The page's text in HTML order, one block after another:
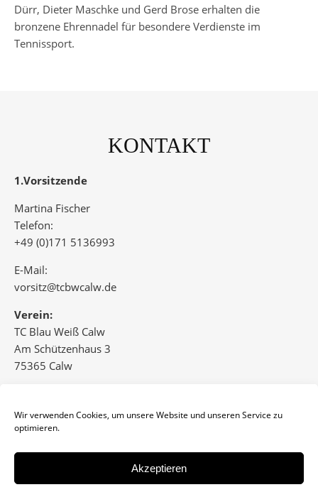
Wir verwenden Cookies, um unsere Website und unseren Service zu
optimieren.
Akzeptieren
Dürr, Dieter Maschke und Gerd Brose erhalten die
bronzene Ehrennadel für besondere Verdienste im
Tennissport.
KONTAKT
1.Vorsitzende
Martina Fischer
Telefon:
+49 (0)171 5136993
E-Mail:
vorsitz@tcbwcalw.de
Verein:
TC Blau Weiß Calw
Am Schützenhaus 3
75365 Calw